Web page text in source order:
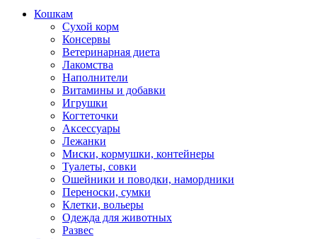
Кошкам
Сухой корм
Консервы
Ветеринарная диета
Лакомства
Наполнители
Витамины и добавки
Игрушки
Когтеточки
Аксессуары
Лежанки
Миски, кормушки, контейнеры
Туалеты, совки
Ошейники и поводки, намордники
Переноски, сумки
Клетки, вольеры
Одежда для животных
Развес